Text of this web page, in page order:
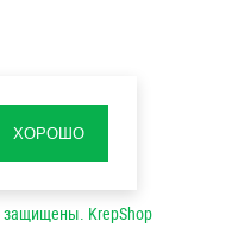
KrepShop
ХОРОШО